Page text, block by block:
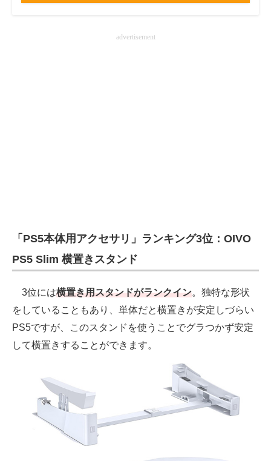
advertisement
「PS5本体用アクセサリ」ランキング3位：OIVO
PS5 Slim 横置きスタンド
3位には横置き用スタンドがランクイン。独特な形状
をしていることもあり、単体だと横置きが安定しづらい
PS5ですが、このスタンドを使うことでグラつかず安定
して横置きすることができます。